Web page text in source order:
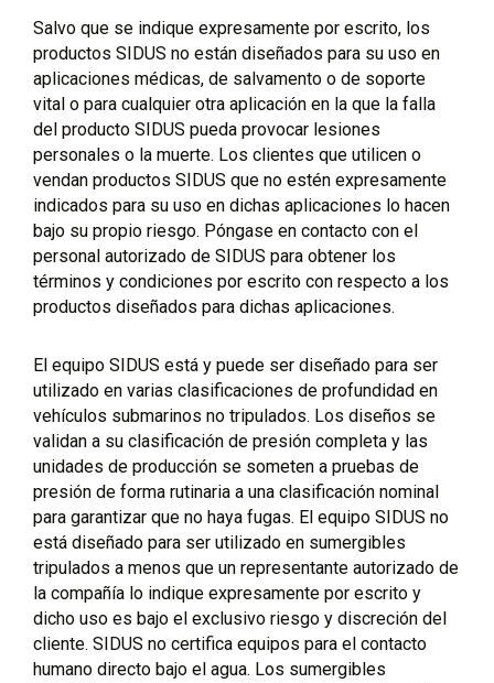
Salvo que se indique expresamente por escrito, los
productos SIDUS no están diseñados para su uso en
aplicaciones médicas, de salvamento o de soporte
vital o para cualquier otra aplicación en la que la falla
del producto SIDUS pueda provocar lesiones
personales o la muerte. Los clientes que utilicen o
vendan productos SIDUS que no estén expresamente
indicados para su uso en dichas aplicaciones lo hacen
bajo su propio riesgo. Póngase en contacto con el
personal autorizado de SIDUS para obtener los
términos y condiciones por escrito con respecto a los
productos diseñados para dichas aplicaciones.
El equipo SIDUS está y puede ser diseñado para ser
utilizado en varias clasificaciones de profundidad en
vehículos submarinos no tripulados. Los diseños se
validan a su clasificación de presión completa y las
unidades de producción se someten a pruebas de
presión de forma rutinaria a una clasificación nominal
para garantizar que no haya fugas. El equipo SIDUS no
está diseñado para ser utilizado en sumergibles
tripulados a menos que un representante autorizado de
la compañía lo indique expresamente por escrito y
dicho uso es bajo el exclusivo riesgo y discreción del
cliente. SIDUS no certifica equipos para el contacto
humano directo bajo el agua. Los sumergibles